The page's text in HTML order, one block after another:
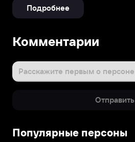
Подробнее
Комментарии
Расскажите первым о персоне
Отправить
Популярные персоны